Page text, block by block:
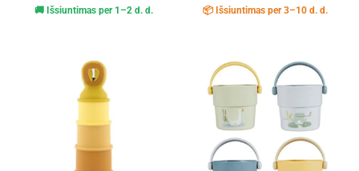
🚚 Išsiuntimas per 1–2 d. d. 📦 Išsiuntimas per 3–10 d. d.